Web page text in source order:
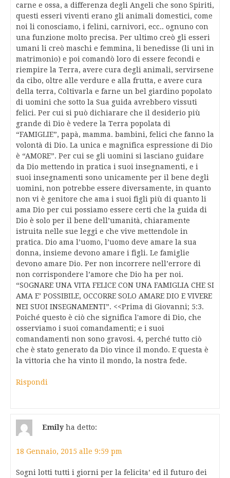
carne e ossa, a differenza degli Angeli che sono Spiriti,
questi esseri viventi erano gli animali domestici, come
noi li conosciamo, i felini, carnivori, ecc.. ognuno con
una funzione molto precisa. Per ultimo creò gli esseri
umani li creò maschi e femmina, li benedisse (li uni in
matrimonio) e poi comandò loro di essere fecondi e
riempire la Terra, avere cura degli animali, servirsene
da cibo, oltre alle verdure e alla frutta, e avere cura
della terra, Coltivarla e farne un bel giardino popolato
di uomini che sotto la Sua guida avrebbero vissuti
felici. Per cui si può dichiarare che il desiderio più
grande di Dio è vedere la Terra popolata di
“FAMIGLIE”, papà, mamma. bambini, felici che fanno la
volontà di Dio. La unica e magnifica espressione di Dio
è “AMORE”. Per cui se gli uomini si lasciano guidare
da Dio mettendo in pratica i suoi insegnamenti, e i
suoi insegnamenti sono unicamente per il bene degli
uomini, non potrebbe essere diversamente, in quanto
non vi è genitore che ama i suoi figli più di quanto li
ama Dio per cui possiamo essere certi che la guida di
Dio è solo per il bene dell’umanità, chiaramente
istruita nelle sue leggi e che vive mettendole in
pratica. Dio ama l’uomo, l’uomo deve amare la sua
donna, insieme devono amare i figli. Le famiglie
devono amare Dio. Per non incorrere nell’errore di
non corrispondere l’amore che Dio ha per noi.
“SOGNARE UNA VITA FELICE CON UNA FAMIGLIA CHE SI
AMA E’ POSSIBILE, OCCORRE SOLO AMARE DIO E VIVERE
NEI SUOI INSEGNAMENTI”. <<Prima di Giovanni; 5:3.
Poiché questo è ciò che significa l'amore di Dio, che
osserviamo i suoi comandamenti; e i suoi
comandamenti non sono gravosi. 4, perché tutto ciò
che è stato generato da Dio vince il mondo. E questa è
la vittoria che ha vinto il mondo, la nostra fede.
Rispondi
Emily ha detto:
18 Gennaio, 2015 alle 9:59 pm
Sogni lotti tutti i giorni per la felicita’ ed il futuro dei